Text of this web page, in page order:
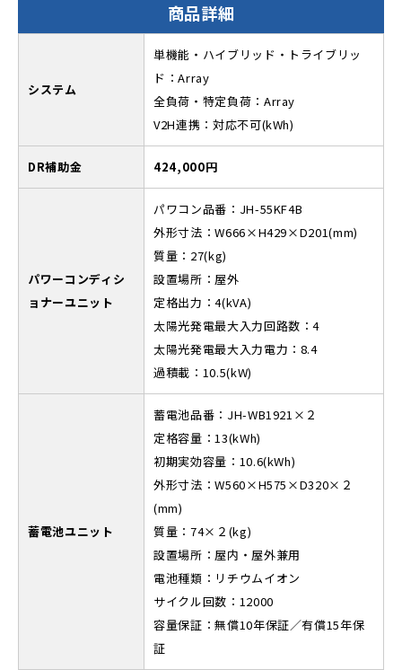
商品詳細
システム
単機能・ハイブリッド・トライブリッ
ド：Array
全負荷・特定負荷：Array
V2H連携：対応不可(kWh)
DR補助金 424,000円
パワーコンディシ
ョナーユニット
パワコン品番：JH-55KF4B
外形寸法：W666×H429×D201(mm)
質量：27(kg)
設置場所：屋外
定格出力：4(kVA)
太陽光発電最大入力回路数：4
太陽光発電最大入力電力：8.4
過積載：10.5(kW)
蓄電池ユニット
蓄電池品番：JH-WB1921×２
定格容量：13(kWh)
初期実効容量：10.6(kWh)
外形寸法：W560×H575×D320×２
(mm)
質量：74×２(kg)
設置場所：屋内・屋外兼用
電池種類：リチウムイオン
サイクル回数：12000
容量保証：無償10年保証／有償15年保
証